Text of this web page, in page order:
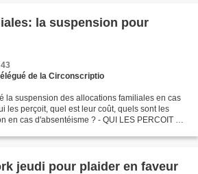
la suspension pour
de la Circonscriptio
la suspension des allocations familiales en cas
les perçoit, quel est leur coût, quels sont les
en cas d'absentéisme ? - QUI LES PERCOIT ?
jeudi pour plaider en faveur